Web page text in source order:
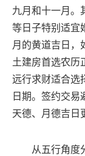
九月和十一月。
等日子特别适宜
月的黄道吉日，
土建房首选农历
远行求财适合选
日期。签约交
天德、月德吉日
从五行角度